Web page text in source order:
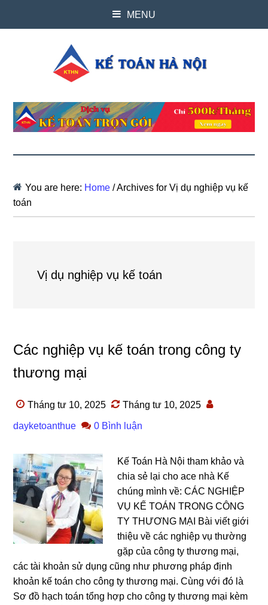
MENU
You are here: Home /Archives for Vị dụ nghiệp vụ kế
toán
Vị dụ nghiệp vụ kế toán
Các nghiệp vụ kế toán trong công ty
thương mại
Tháng tư 10, 2025 Tháng tư 10, 2025
dayketoanthue 0 Bình luận
Kế Toán Hà Nội tham khảo và
chia sẻ lại cho ace nhà Kế
chúng mình về: CÁC NGHIỆP
VỤ KẾ TOÁN TRONG CÔNG
TY THƯƠNG MẠI Bài viết giới
thiệu về các nghiệp vụ thường
gặp của công ty thương mại,
các tài khoản sử dụng cũng như phương pháp định
khoản kế toán cho công ty thương mại. Cùng với đó là
Sơ đồ hạch toán tổng hợp cho công ty thương mại kèm